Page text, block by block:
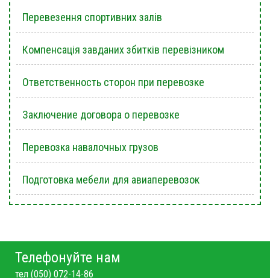
Перевезення спортивних залів
Компенсація завданих збитків перевізником
Ответственность сторон при перевозке
Заключение договора о перевозке
Перевозка навалочных грузов
Подготовка мебели для авиаперевозок
Телефонуйте нам
тел (050) 072-14-86